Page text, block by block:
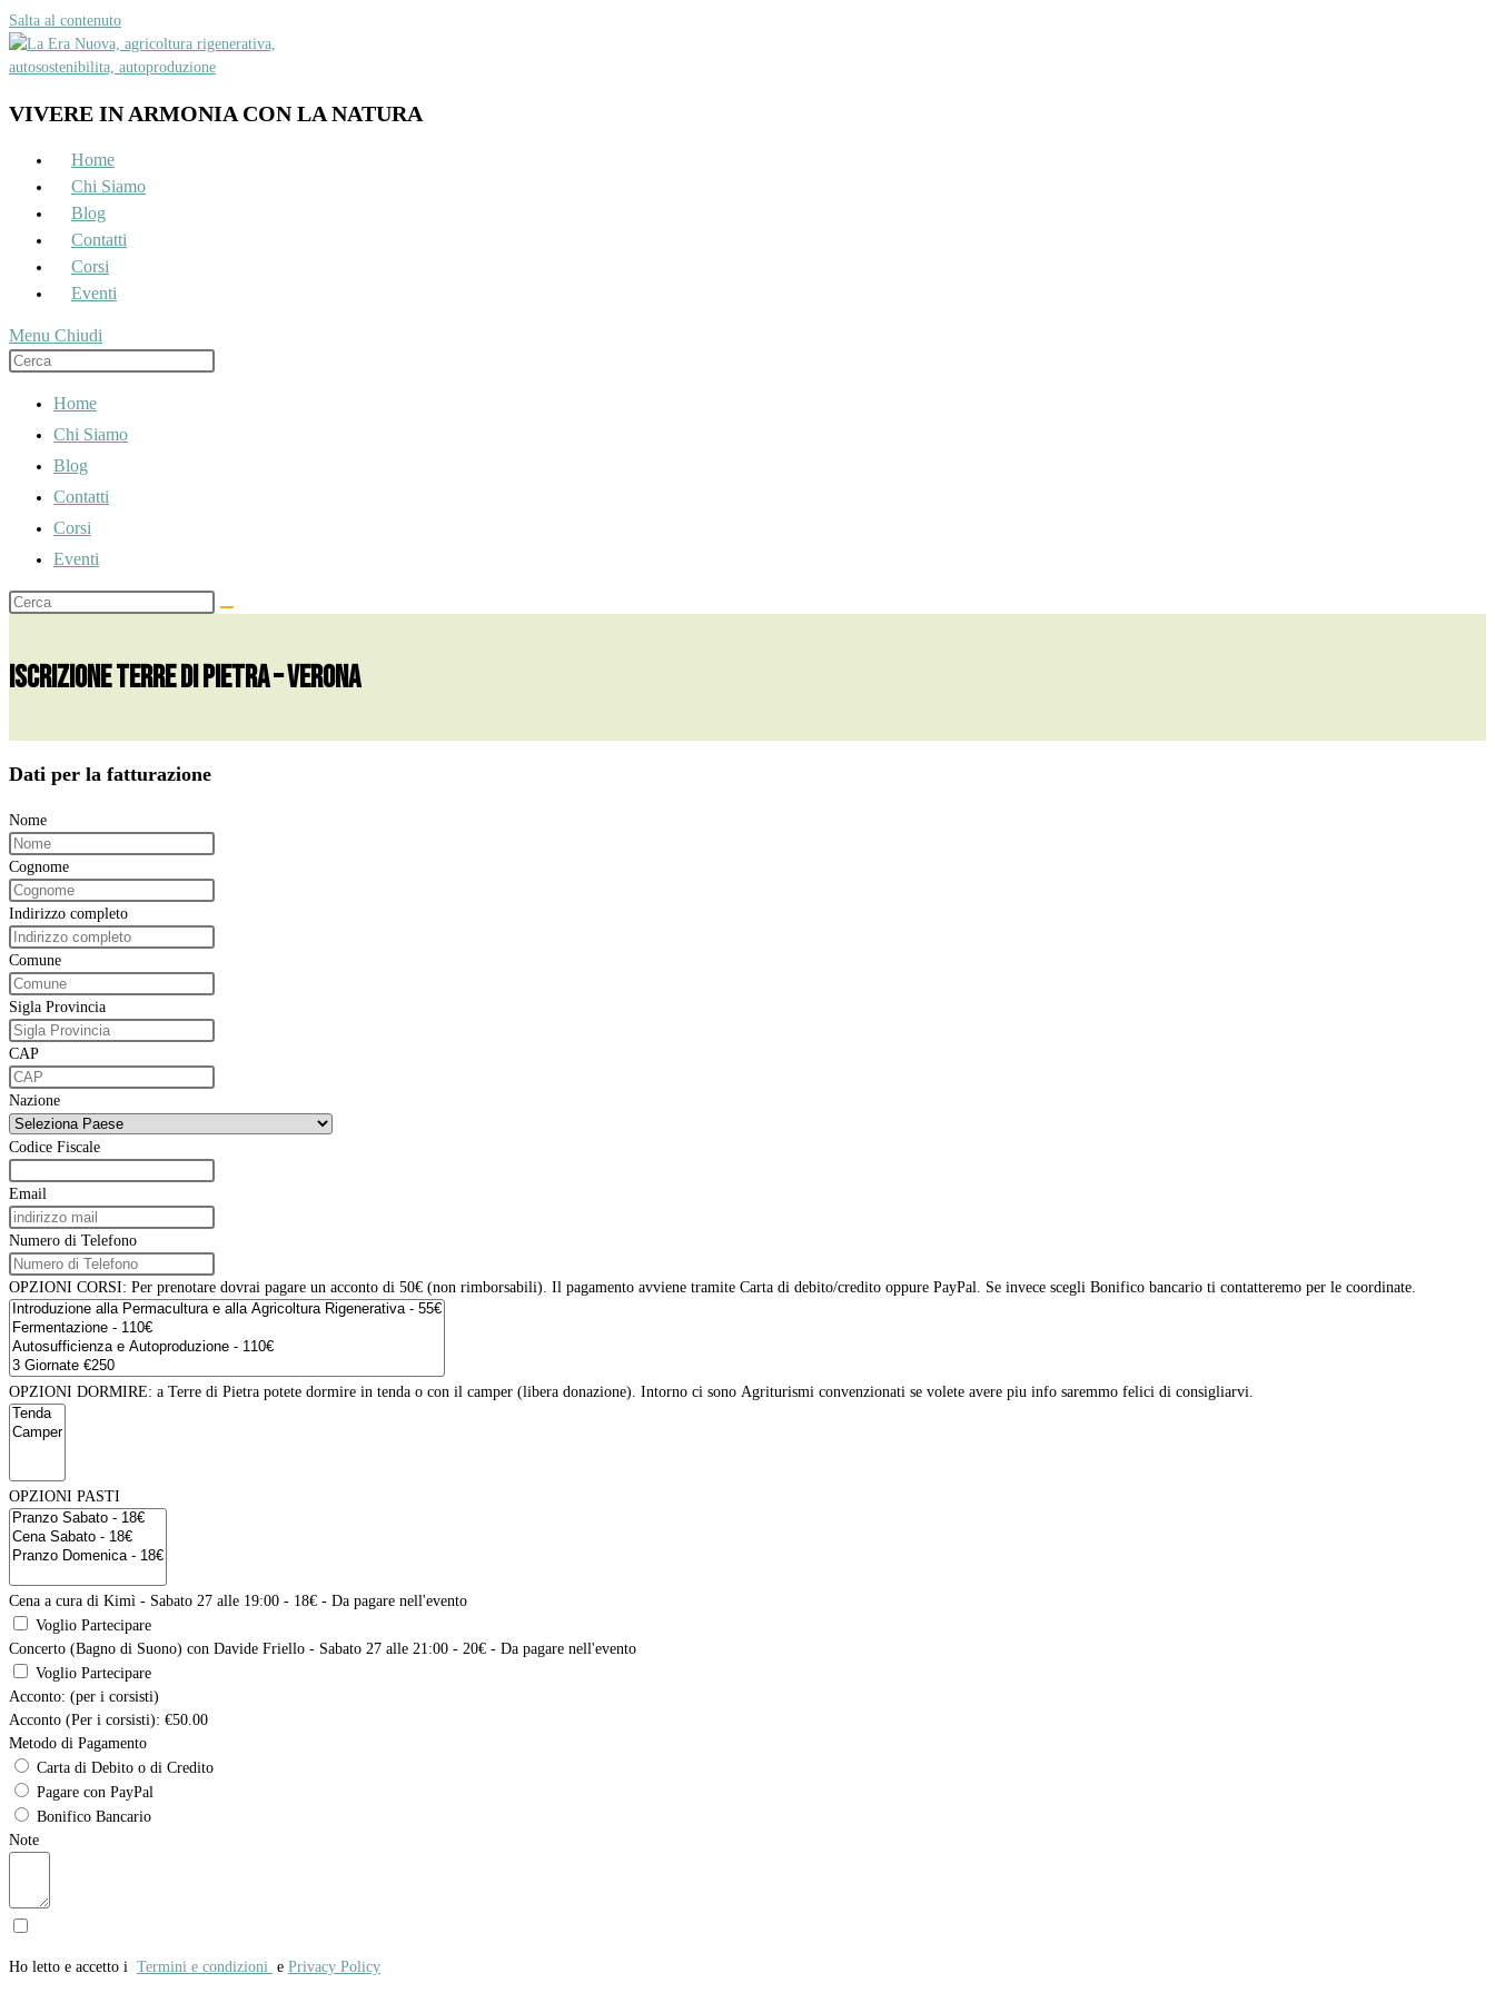
Salta al contenuto
VIVERE IN ARMONIA CON LA NATURA
Home
Chi Siamo
Blog
Contatti
Corsi
Eventi
Menu Chiudi
Home
Chi Siamo
Blog
Contatti
Corsi
Eventi
Iscrizione Terre di Pietra – Verona
Dati per la fatturazione
Nome
Cognome
Indirizzo completo
Comune
Sigla Provincia
CAP
Nazione
Codice Fiscale
Email
Numero di Telefono
OPZIONI CORSI: Per prenotare dovrai pagare un acconto di 50€ (non rimborsabili). Il pagamento avviene tramite Carta di debito/credito oppure PayPal. Se invece scegli Bonifico bancario ti contatteremo per le coordinate.
OPZIONI DORMIRE: a Terre di Pietra potete dormire in tenda o con il camper (libera donazione). Intorno ci sono Agriturismi convenzionati se volete avere piu info saremmo felici di consigliarvi.
OPZIONI PASTI
Cena a cura di Kimì - Sabato 27 alle 19:00 - 18€ - Da pagare nell'evento
Voglio Partecipare
Concerto (Bagno di Suono) con Davide Friello - Sabato 27 alle 21:00 - 20€ - Da pagare nell'evento
Voglio Partecipare
Acconto: (per i corsisti)
Acconto (Per i corsisti): €50.00
Metodo di Pagamento
Carta di Debito o di Credito
Pagare con PayPal
Bonifico Bancario
Note
Ho letto e accetto i Termini e condizioni e Privacy Policy